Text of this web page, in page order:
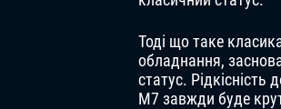
Тоді що таке
обладнання,
статус.
M7 завжди буде